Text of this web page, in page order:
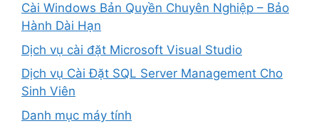
Cài Windows Bản Quyền Chuyên Nghiệp – Bảo
Hành Dài Hạn
Dịch vụ cài đặt Microsoft Visual Studio
Dịch vụ Cài Đặt SQL Server Management Cho
Sinh Viên
Danh mục máy tính